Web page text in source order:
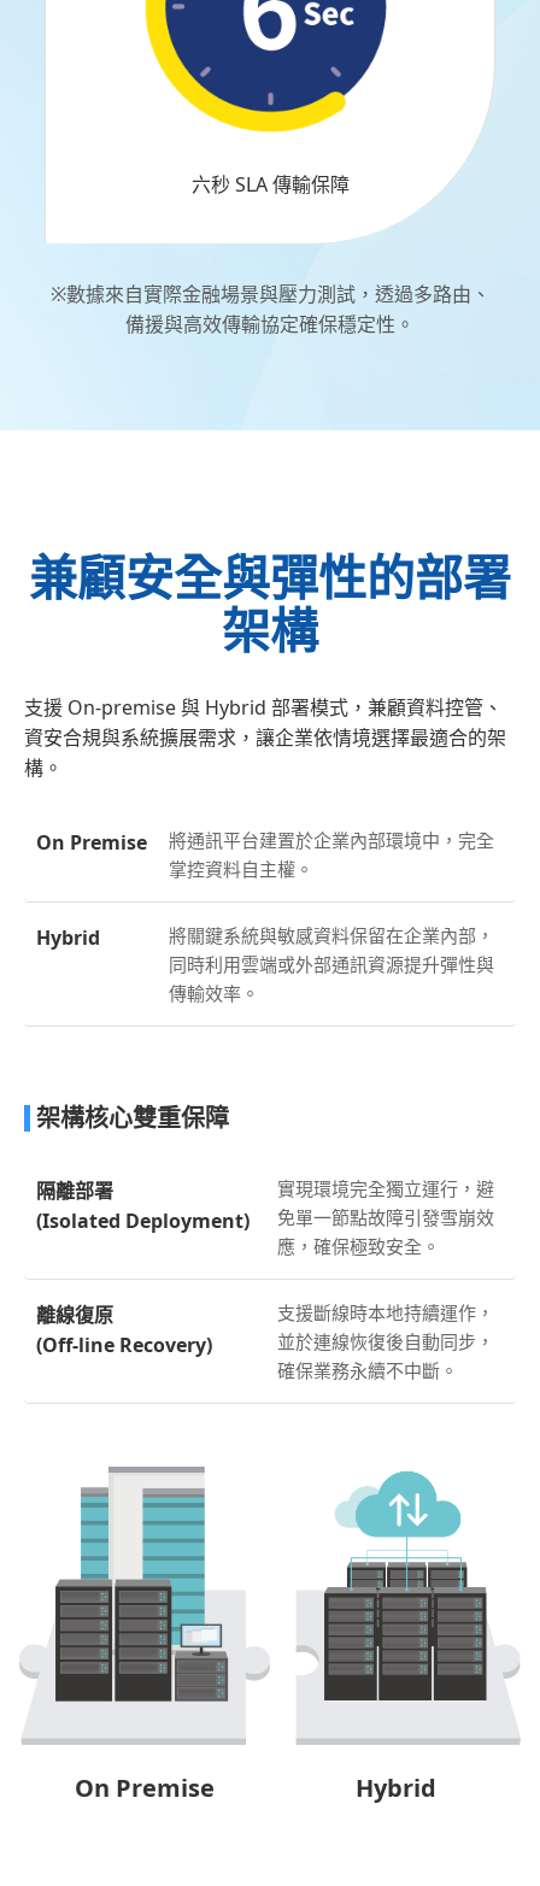
六秒 SLA 傳輸保障
※數據來自實際金融場景與壓力測試，透過多路由、
備援與高效傳輸協定確保穩定性。
兼顧安全與彈性的部署
架構
支援 On-premise 與 Hybrid 部署模式，兼顧資料控管、
資安合規與系統擴展需求，讓企業依情境選擇最適合的架
構。
On Premise
將通訊平台建置於企業內部環境中，完全
掌控資料自主權。
Hybrid
將關鍵系統與敏感資料保留在企業內部，
同時利用雲端或外部通訊資源提升彈性與
傳輸效率。
架構核心雙重保障
隔離部署
(Isolated Deployment)
實現環境完全獨立運行，避
免單一節點故障引發雪崩效
應，確保極致安全。
離線復原
(Off-line Recovery)
支援斷線時本地持續運作，
並於連線恢復後自動同步，
確保業務永續不中斷。
On Premise Hybrid